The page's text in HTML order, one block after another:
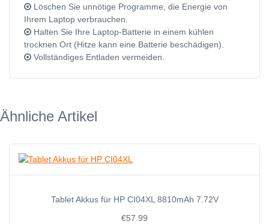
Löschen Sie unnötige Programme, die Energie von
Ihrem Laptop verbrauchen.
Halten Sie Ihre Laptop-Batterie in einem kühlen
trocknen Ort (Hitze kann eine Batterie beschädigen).
Vollständiges Entladen vermeiden.
Ähnliche Artikel
Tablet Akkus für HP CI04XL 8810mAh 7.72V
€57.99